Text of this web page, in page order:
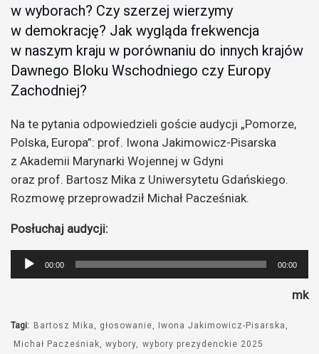
w wyborach? Czy szerzej wierzymy
w demokrację? Jak wygląda frekwencja
w naszym kraju w porównaniu do innych krajów
Dawnego Bloku Wschodniego czy Europy
Zachodniej?
Na te pytania odpowiedzieli goście audycji „Pomorze,
Polska, Europa”: prof. Iwona Jakimowicz-Pisarska
z Akademii Marynarki Wojennej w Gdyni
oraz prof. Bartosz Mika z Uniwersytetu Gdańskiego.
Rozmowę przeprowadził Michał Pacześniak.
Posłuchaj audycji:
Odtwarzacz
plików
00:00 00:00
mk
Tagi: Bartosz Mika głosowanie
Iwona Jakimowicz-Pisarska
Michał Pacześniak
wybory wybory prezydenckie 2025